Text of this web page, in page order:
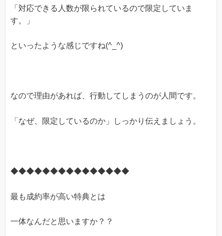
「対応できる人数が限られているので限定していま
す。」
といったような感じですね(^_^)
なので理由があれば、行動してしまうのが人間です。
「なぜ、限定しているのか」しっかり伝えましょう。
◆◆◆◆◆◆◆◆◆◆◆◆◆◆◆
最も成約率が高い特典とは
一体なんだと思いますか？？